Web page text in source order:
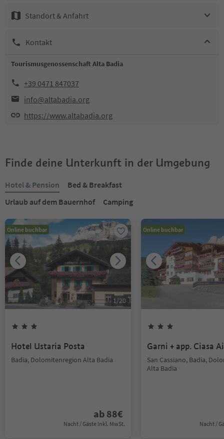
Standort & Anfahrt
Kontakt
Tourismusgenossenschaft Alta Badia
+39 0471 847037
info@altabadia.org
https://www.altabadia.org
Finde deine Unterkunft in der Umgebung
Hotel & Pension
Bed & Breakfast
Urlaub auf dem Bauernhof
Camping
Online buchbar
1/20
Hotel Ustaria Posta
Badia, Dolomitenregion Alta Badia
ab 88€
Nacht / Gäste Inkl. MwSt.
Online buchbar
Garni + app. Ciasa
San Cassiano, Badia,
Alta Badia
Nacht /